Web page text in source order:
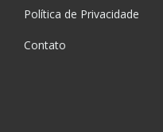
Política de Privacidade
Contato